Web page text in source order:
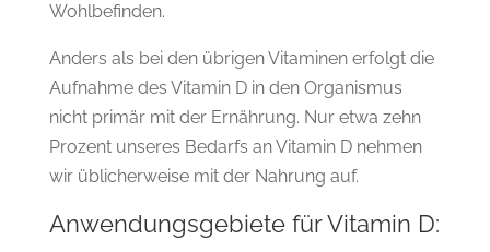
Wohlbefinden.
Anders als bei den übrigen Vitaminen erfolgt die
Aufnahme des Vitamin D in den Organismus
nicht primär mit der Ernährung. Nur etwa zehn
Prozent unseres Bedarfs an Vitamin D nehmen
wir üblicherweise mit der Nahrung auf.
Anwendungsgebiete für Vitamin D: